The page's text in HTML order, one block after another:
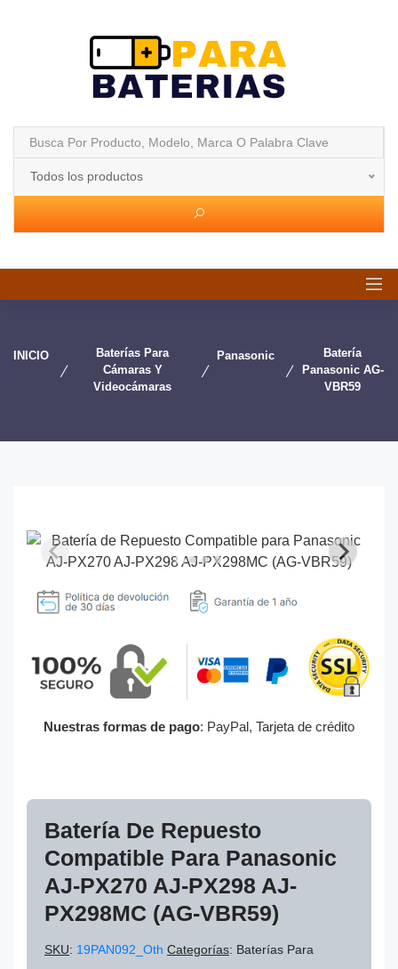
Todos los productos
INICIO
Baterías Para
Cámaras Y
Videocámaras
Panasonic
Batería
Panasonic AG-
VBR59
Nuestras formas de pago: PayPal, Tarjeta de crédito
Batería De Repuesto
Compatible Para Panasonic
AJ-PX270 AJ-PX298 AJ-
PX298MC (AG-VBR59)
SKU: 19PAN092_Oth Categorías: Baterías Para